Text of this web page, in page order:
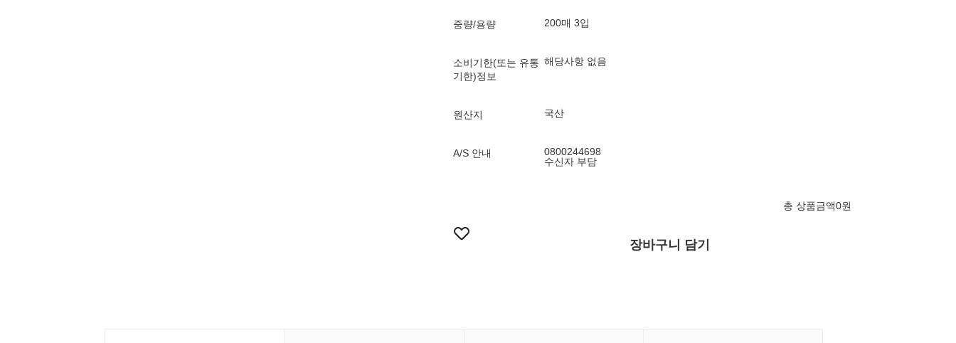
중량/용량 200매 3입
소비기한(또는 유통
기한)정보
해당사항 없음
원산지 국산
A/S 안내
0800244698
수신자 부담
총 상품금액0원
장바구니 담기